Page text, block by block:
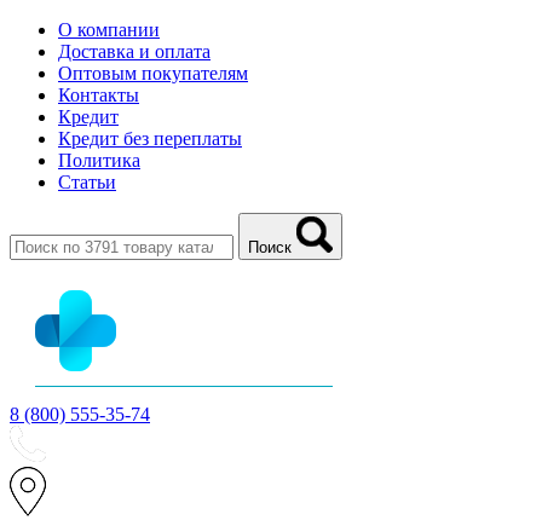
О компании
Доставка и оплата
Оптовым покупателям
Контакты
Кредит
Кредит без переплаты
Политика
Статьи
Поиск
8 (800) 555-35-74